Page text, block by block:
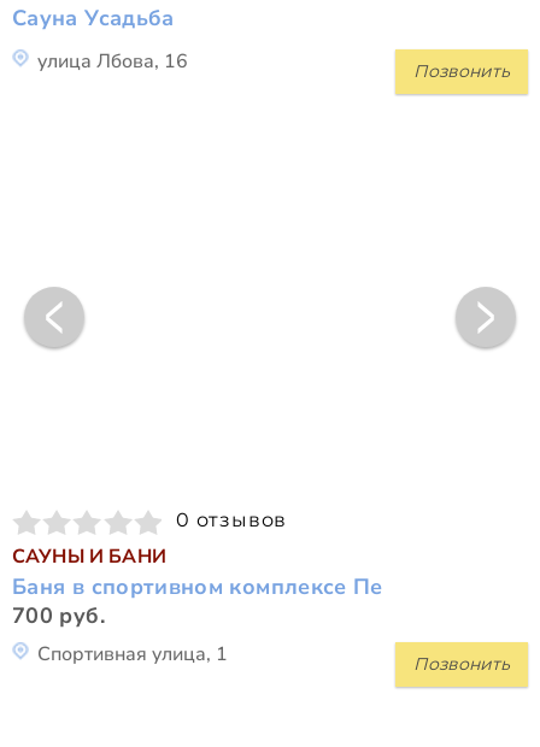
Сауна Усадьба
Позвонить
улица Лбова, 16
0 отзывов
САУНЫ И БАНИ
Баня в спортивном комплексе Пе
700 руб.
Позвонить
Спортивная улица, 1